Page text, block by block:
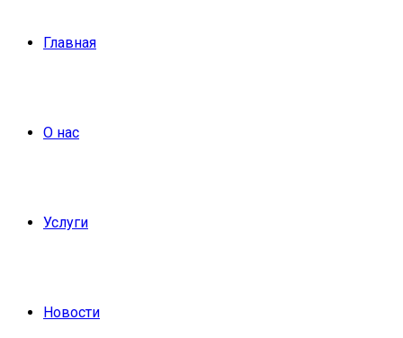
Главная
О нас
Услуги
Новости